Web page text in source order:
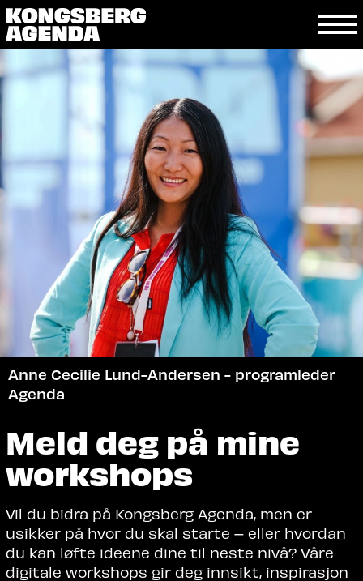
Meld deg på mine
workshops
Vil du bidra på Kongsberg Agenda, men er
usikker på hvor du skal starte – eller hvordan
du kan løfte ideene dine til neste nivå? Våre
digitale workshops gir deg innsikt, inspirasjon
Anne Cecilie Lund-Andersen - programleder
Agenda